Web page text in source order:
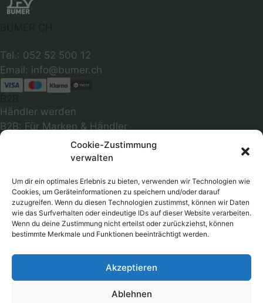
Cookie-Zustimmung
verwalten
Um dir ein optimales Erlebnis zu bieten, verwenden wir Technologien wie
Cookies, um Geräteinformationen zu speichern und/oder darauf
zuzugreifen. Wenn du diesen Technologien zustimmst, können wir Daten
wie das Surfverhalten oder eindeutige IDs auf dieser Website verarbeiten.
Wenn du deine Zustimmung nicht erteilst oder zurückziehst, können
bestimmte Merkmale und Funktionen beeinträchtigt werden.
Akzeptieren
Ablehnen
Tel.: 052 52 500 12
Händler werden
B2B: Für Marken & Händler
INFOS
Optimale Passform
Infos zu Materialien
Farbmuster
Versandkosten
Follow